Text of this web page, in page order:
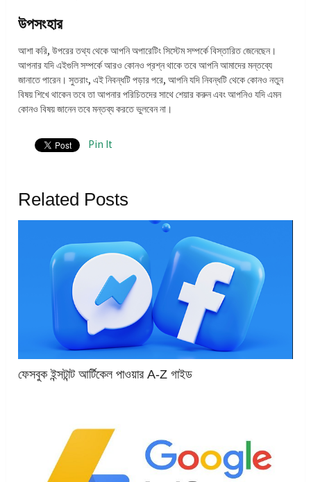
উপসংহার
আশা করি, উপরের তথ্য থেকে আপনি অপারেটিং সিস্টেম সম্পর্কে বিস্তারিত জেনেছেন।
আপনার যদি এইগুলি সম্পর্কে আরও কোনও প্রশ্ন থাকে তবে আপনি আমাদের মন্তব্যে
জানাতে পারেন। সুতরাং, এই নিবন্ধটি পড়ার পরে, আপনি যদি নিবন্ধটি থেকে কোনও নতুন
বিষয় শিখে থাকেন তবে তা আপনার পরিচিতদের সাথে শেয়ার করুন এবং আপনিও যদি এমন
কোনও বিষয় জানেন তবে মন্তব্য করতে ভুলবেন না।
Pin It
Related Posts
ফেসবুক ইন্সটান্ট আর্টিকেল পাওয়ার A-Z গাইড